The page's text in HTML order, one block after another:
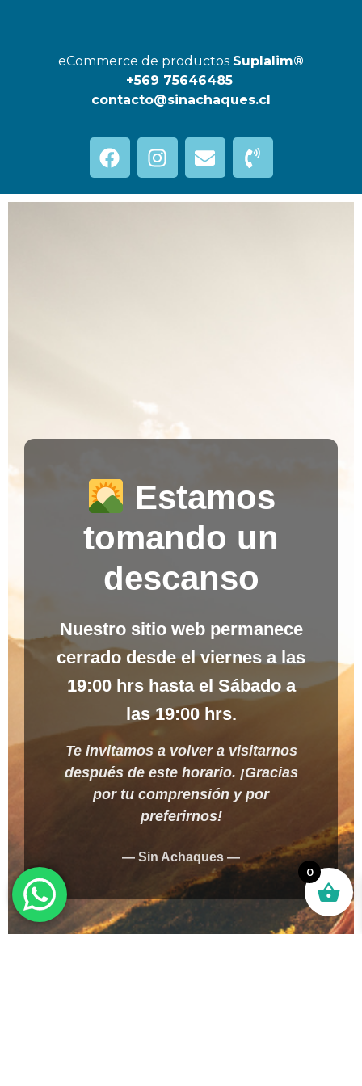
eCommerce de productos Suplalim®
+569 75646485
contacto@sinachaques.cl
Estamos
tomando un
descanso
Nuestro sitio web permanece
cerrado desde elviernes a las
19:00 hrshasta el Sábado a
las 19:00 hrs.
Te invitamos a volver a visitarnos
después de este horario. ¡Gracias
por tu comprensión y por
preferirnos!
— Sin Achaques —
0